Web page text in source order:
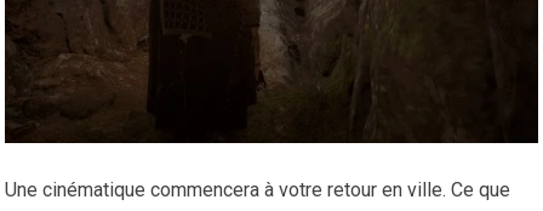
Une cinématique commencera à votre retour en ville. Ce que